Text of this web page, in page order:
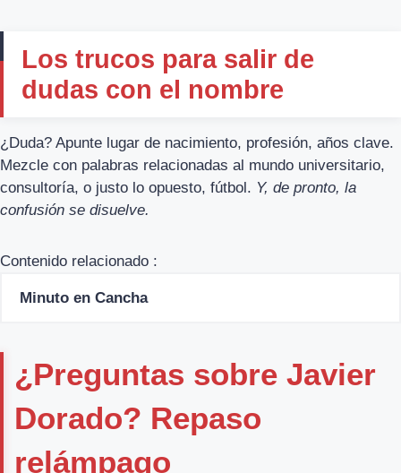
Los trucos para salir de
dudas con el nombre
¿Duda? Apunte lugar de nacimiento, profesión, años clave.
Mezcle con palabras relacionadas al mundo universitario,
consultoría, o justo lo opuesto, fútbol. Y, de pronto, la
confusión se disuelve.
Contenido relacionado :
Minuto en Cancha
¿Preguntas sobre Javier
Dorado? Repaso
relámpago